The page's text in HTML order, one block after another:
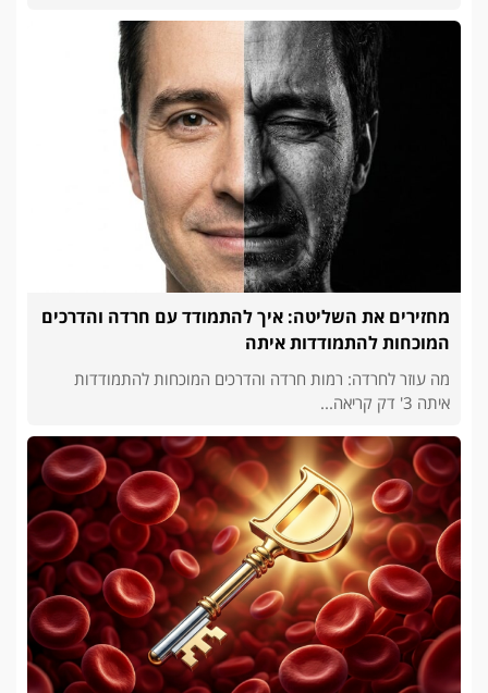
מחזירים את השליטה: איך להתמודד עם חרדה והדרכים
המוכחות להתמודדות איתה
מה עוזר לחרדה: רמות חרדה והדרכים המוכחות להתמודדות
איתה 3' דק קריאה...